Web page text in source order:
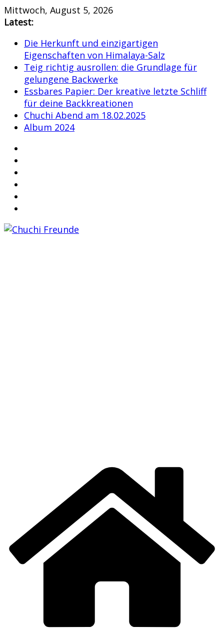
Skip
to
Mittwoch, August 5, 2026
Latest:
Die Herkunft und einzigartigen
Eigenschaften von Himalaya-Salz
Teig richtig ausrollen: die Grundlage für
gelungene Backwerke
Essbares Papier: Der kreative letzte Schliff
für deine Backkreationen
Chuchi Abend am 18.02.2025
Album 2024